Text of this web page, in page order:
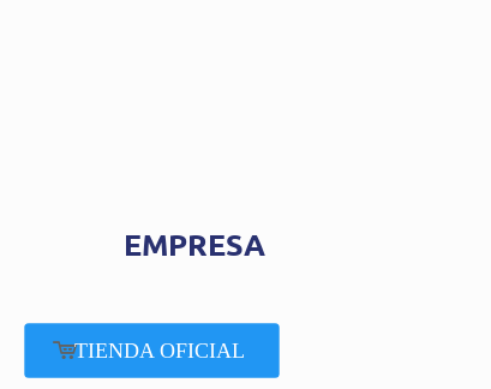
EMPRESA
TIENDA OFICIAL